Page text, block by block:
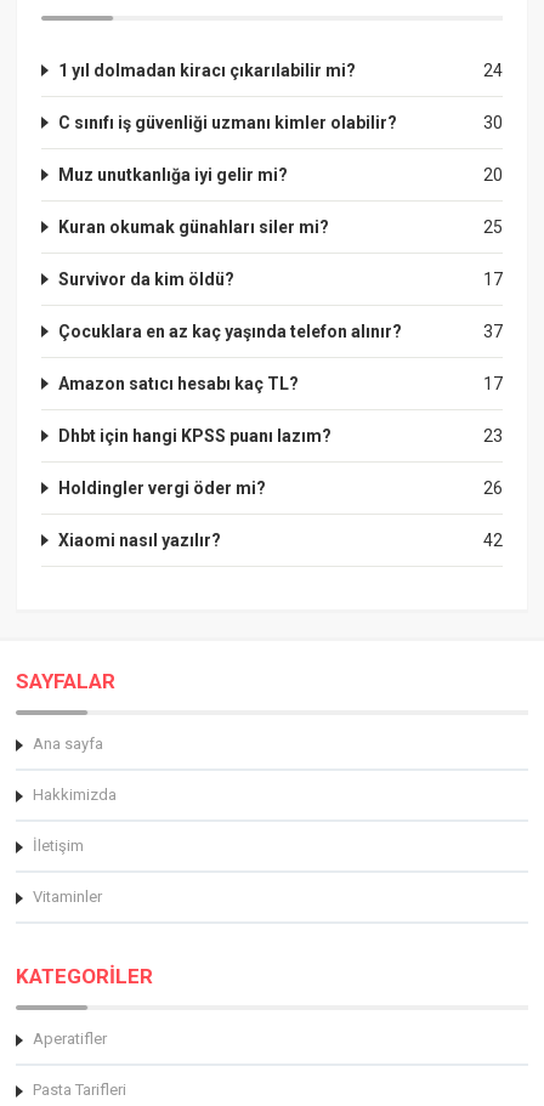
24
1 yıl dolmadan kiracı çıkarılabilir mi?
30
C sınıfı iş güvenliği uzmanı kimler olabilir?
20
Muz unutkanlığa iyi gelir mi?
25
Kuran okumak günahları siler mi?
17
Survivor da kim öldü?
37
Çocuklara en az kaç yaşında telefon alınır?
17
Amazon satıcı hesabı kaç TL?
23
Dhbt için hangi KPSS puanı lazım?
26
Holdingler vergi öder mi?
42
Xiaomi nasıl yazılır?
SAYFALAR
Ana sayfa
Hakkimizda
İletişim
Vitaminler
KATEGORİLER
Aperatifler
Pasta Tarifleri